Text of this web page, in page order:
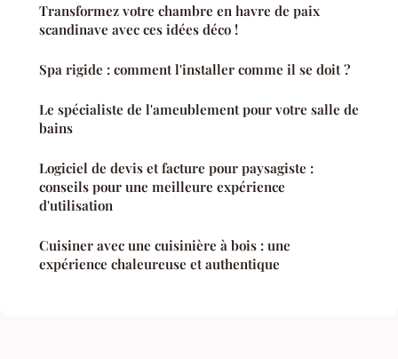
Transformez votre chambre en havre de paix
scandinave avec ces idées déco !
Spa rigide : comment l'installer comme il se doit ?
Le spécialiste de l'ameublement pour votre salle de
bains
Logiciel de devis et facture pour paysagiste :
conseils pour une meilleure expérience
d'utilisation
Cuisiner avec une cuisinière à bois : une
expérience chaleureuse et authentique